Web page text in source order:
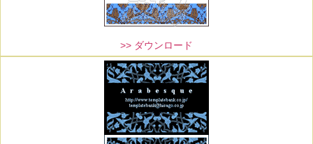
>> ダウンロード